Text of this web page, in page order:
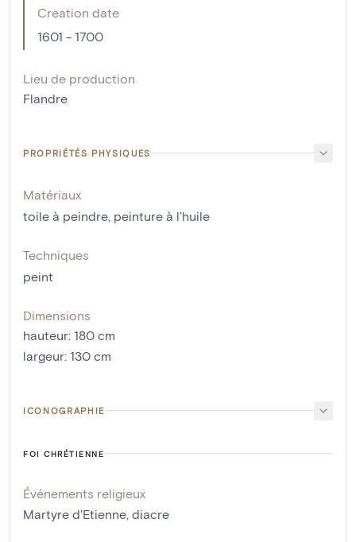
Creation date
1601 - 1700
Lieu de production
Flandre
PROPRIÉTÉS PHYSIQUES
Matériaux
toile à peindre peinture à l'huile
Techniques
peint
Dimensions
hauteur: 180 cm
largeur: 130 cm
ICONOGRAPHIE
FOI CHRÉTIENNE
Événements religieux
Martyre d'Etienne, diacre